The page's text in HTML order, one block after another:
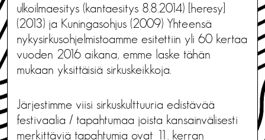
ulkoilmaesitys (kantaesitys 8.8.2014) [heresy]
(2013) ja Kuningasohjus (2009) Yhteensä
nykysirkusohjelmistoamme esitettiin yli 60 kertaa
vuoden 2016 aikana, emme laske tähän
mukaan yksittäisiä sirkuskeikkoja.
Järjestimme viisi sirkuskulttuuria edistävää
festivaalia / tapahtumaa joista kansainvälisesti
merkittäviä tapahtumia ovat 11. kerran